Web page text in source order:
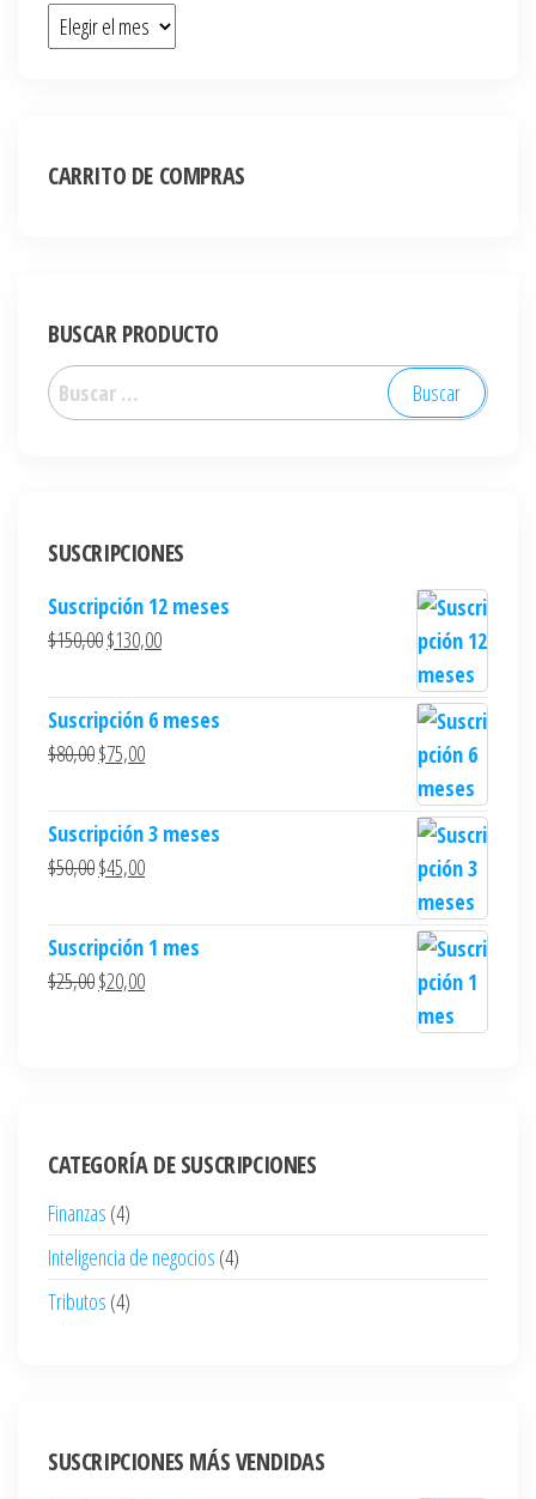
CARRITO DE COMPRAS
BUSCAR PRODUCTO
SUSCRIPCIONES
Suscripción 12 meses
$150,00$130,00
Suscripción 6 meses
$80,00$75,00
Suscripción 3 meses
$50,00$45,00
Suscripción 1 mes
$25,00$20,00
CATEGORÍA DE SUSCRIPCIONES
Finanzas (4)
Inteligencia de negocios (4)
Tributos (4)
SUSCRIPCIONES MÁS VENDIDAS